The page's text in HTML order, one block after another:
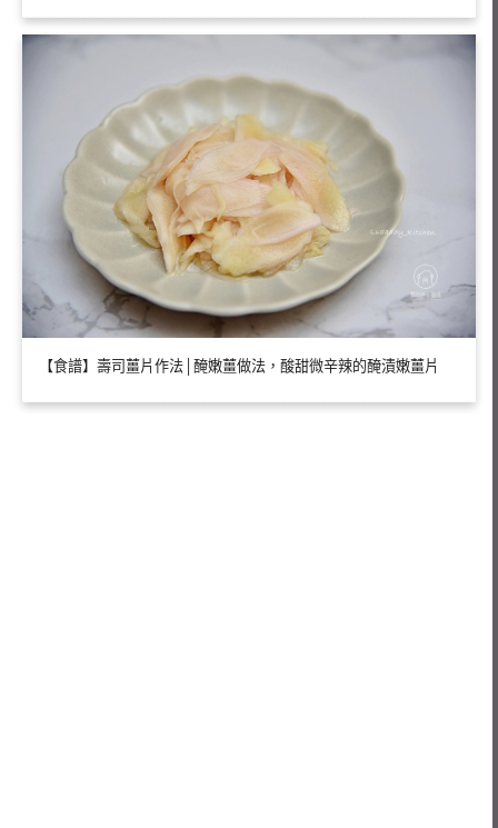
【食譜】壽司薑片作法│醃嫩薑做法，酸甜微辛辣的醃漬嫩薑片